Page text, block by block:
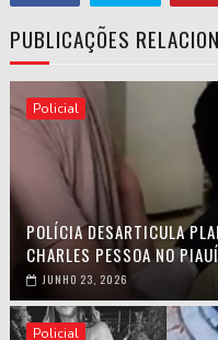
PUBLICAÇÕES
Policial
POLÍCIA DESARTICULA
CHARLES PESSOA NO PIAUÍ
JUNHO 23, 2026
Policial